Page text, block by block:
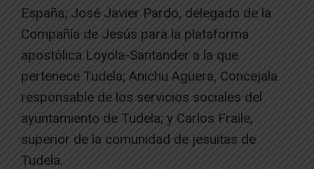
España; José Javier Pardo, delegado de la
Compañía de Jesús para la plataforma
apostólica Loyola-Santander a la que
pertenece Tudela; Anichu Agüera, Concejala
responsable de los servicios sociales del
ayuntamiento de Tudela; y Carlos Fraile,
superior de la comunidad de jesuitas de
Tudela.